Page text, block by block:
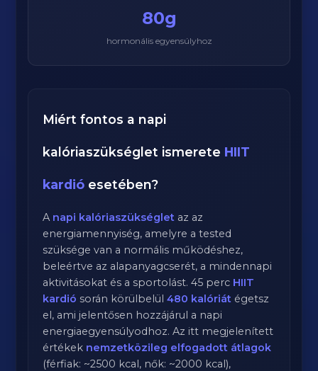
80g
hormonális egyensúlyhoz
Miért fontos a napi
kalóriaszükséglet ismerete HIIT
kardió esetében?
A napi kalóriaszükséglet az az
energiamennyiség, amelyre a tested
szüksége van a normális működéshez,
beleértve az alapanyagcserét, a mindennapi
aktivitásokat és a sportolást.45 perc HIIT
kardió során körülbelül480 kalóriát égetsz
el, ami jelentősen hozzájárul a napi
energiaegyensúlyodhoz. Az itt megjelenített
értékek nemzetközileg elfogadott átlagok
(férfiak: ~2500 kcal, nők: ~2000 kcal),